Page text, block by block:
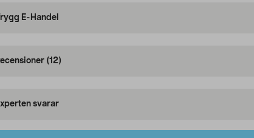
E-Handel
(12)
svarar